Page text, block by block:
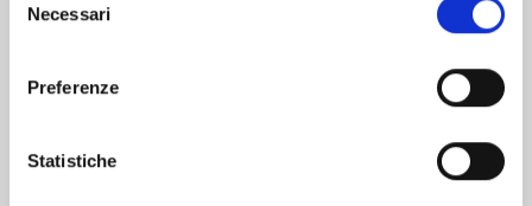
delNecessari
Preferenze
Statistiche
SUPER DRAGON BALL HEROES - ULTRA GOD